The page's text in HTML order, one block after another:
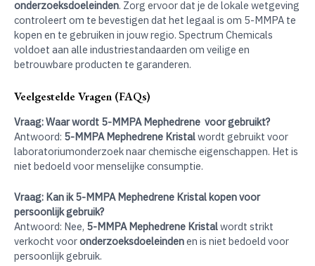
onderzoeksdoeleinden. Zorg ervoor dat je de lokale wetgeving
controleert om te bevestigen dat het legaal is om 5-MMPA te
kopen en te gebruiken in jouw regio. Spectrum Chemicals
voldoet aan alle industriestandaarden om veilige en
betrouwbare producten te garanderen.
Veelgestelde Vragen (FAQs)
Vraag: Waar wordt 5-MMPA Mephedrene voor gebruikt?
Antwoord: 5-MMPA Mephedrene Kristalwordt gebruikt voor
laboratoriumonderzoek naar chemische eigenschappen. Het is
niet bedoeld voor menselijke consumptie.
Vraag: Kan ik 5-MMPA Mephedrene Kristal kopen voor
persoonlijk gebruik?
Antwoord: Nee, 5-MMPA Mephedrene Kristalwordt strikt
verkocht vooronderzoeksdoeleindenen is niet bedoeld voor
persoonlijk gebruik.